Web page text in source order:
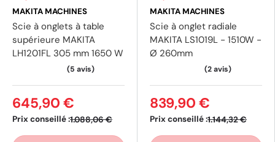
MAKITA MACHINES
Scie à onglets à table
supérieure MAKITA
LH1201FL 305 mm 1650 W
Prix conseillé :1.088,06 €
645,90 €
MAKITA MACHINES
Scie à onglet radiale
MAKITA LS1019L - 1510W -
Ø 260mm
Prix conseillé :1.144,32 €
839,90 €